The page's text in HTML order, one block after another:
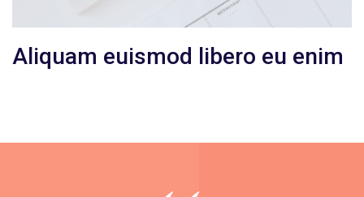
Aliquam euismod libero eu enim